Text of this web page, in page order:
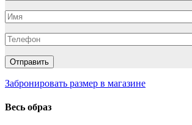
Забронировать размер в магазине
Весь образ